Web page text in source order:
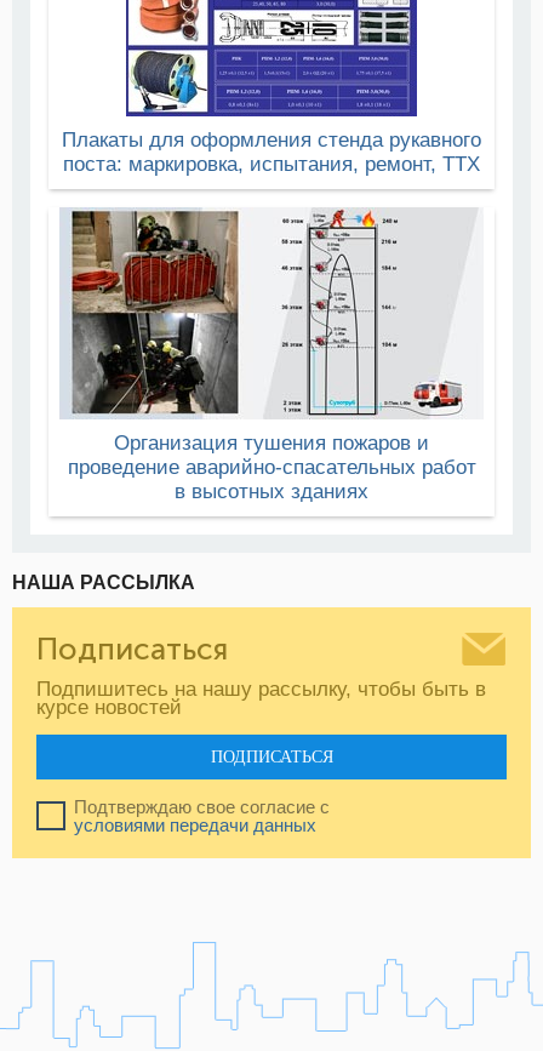
Плакаты для оформления стенда рукавного
поста: маркировка, испытания, ремонт, ТТХ
Организация тушения пожаров и
проведение аварийно-спасательных работ
в высотных зданиях
НАША РАССЫЛКА
Подписаться
Подпишитесь на нашу рассылку, чтобы быть в
курсе новостей
ПОДПИСАТЬСЯ
Подтверждаю свое согласие с
условиями передачи данных